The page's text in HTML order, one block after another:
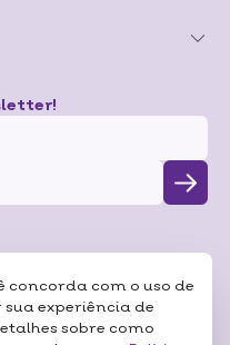
concorda com o uso de
experiência de
sobre como